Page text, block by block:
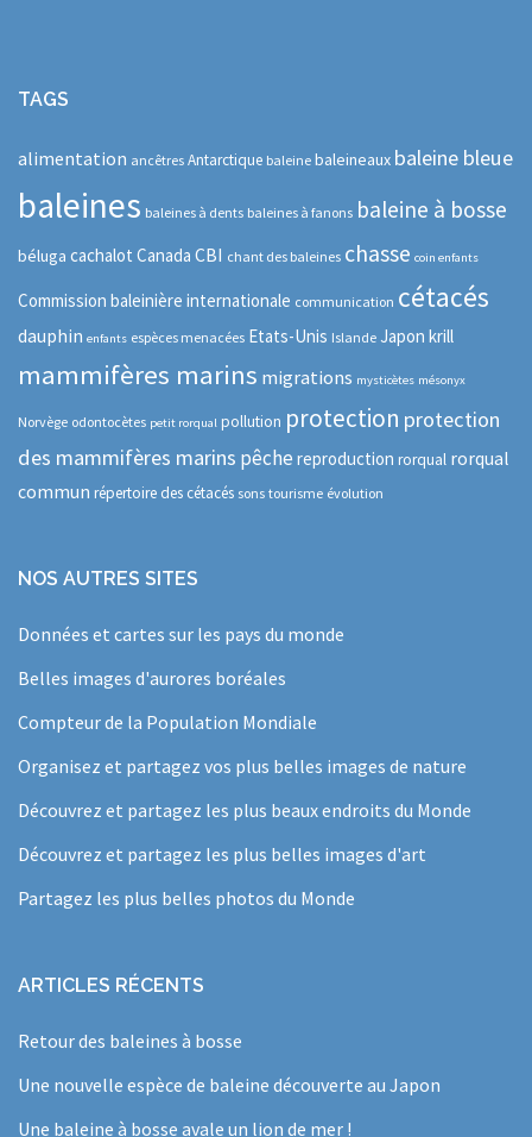
TAGS
alimentation ancêtres Antarctique baleine baleineaux baleine bleue
baleines baleines à dents baleines à fanons baleine à bosse
béluga cachalot Canada CBI chant des baleines chasse coin enfants
Commission baleinière internationale communication cétacés
dauphin enfants espèces menacées Etats-Unis Islande Japon krill
mammifères marins migrations mysticètes mésonyx
Norvège odontocètes petit rorqual pollution protection protection
des mammifères marins pêche reproduction rorqual rorqual
commun répertoire des cétacés sons tourisme évolution
NOS AUTRES SITES
Données et cartes sur les pays du monde
Belles images d'aurores boréales
Compteur de la Population Mondiale
Organisez et partagez vos plus belles images de nature
Découvrez et partagez les plus beaux endroits du Monde
Découvrez et partagez les plus belles images d'art
Partagez les plus belles photos du Monde
ARTICLES RÉCENTS
Retour des baleines à bosse
Une nouvelle espèce de baleine découverte au Japon
Une baleine à bosse avale un lion de mer !